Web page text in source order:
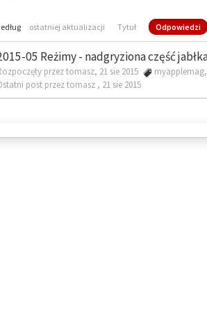
ostatniej aktualizacji Tytuł Odpowiedzi
05 Reżimy - nadgryziona część
przez tomasz, 21 sie 2015
myapplemag,
post przez tomasz , 21 sie 2015